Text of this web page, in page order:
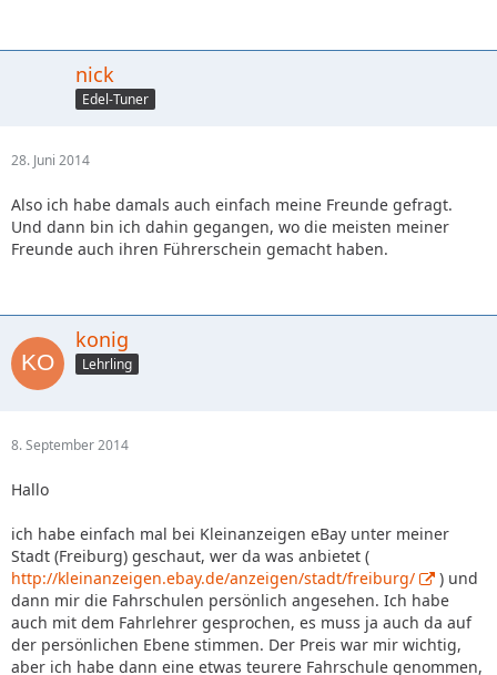
nick
Edel-Tuner
28. Juni 2014
Also ich habe damals auch einfach meine Freunde gefragt.
Und dann bin ich dahin gegangen, wo die meisten meiner
Freunde auch ihren Führerschein gemacht haben.
konig
Lehrling
8. September 2014
Hallo
ich habe einfach mal bei Kleinanzeigen eBay unter meiner
Stadt (Freiburg) geschaut, wer da was anbietet (
http://kleinanzeigen.ebay.de/anzeigen/stadt/freiburg/
) und
dann mir die Fahrschulen persönlich angesehen. Ich habe
auch mit dem Fahrlehrer gesprochen, es muss ja auch da auf
der persönlichen Ebene stimmen. Der Preis war mir wichtig,
aber ich habe dann eine etwas teurere Fahrschule genommen,